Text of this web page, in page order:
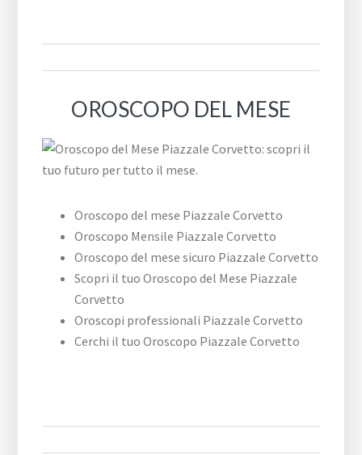
OROSCOPO DEL MESE
Oroscopo del mese ​Piazzale ​Corvetto
Oroscopo Mensile ​Piazzale ​Corvetto
Oroscopo del mese sicuro ​Piazzale ​Corvetto
Scopri il tuo Oroscopo del Mese ​Piazzale ​
Corvetto
Oroscopi professionali ​Piazzale ​Corvetto
Cerchi il tuo Oroscopo ​Piazzale ​Corvetto